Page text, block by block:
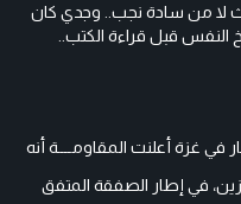
لا من سادة نجب.. وجدي كان
قبل قراءة الكتب..
النار في غزة أعلنت المقاومــــة أنه
عن 3 أسرى محتجزين، في إطار الصفقة المتفق